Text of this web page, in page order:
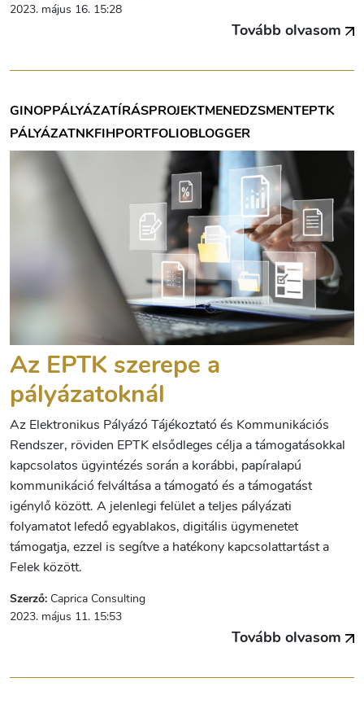
2023. május 16. 15:28
Tovább olvasom
GINOPPÁLYÁZATÍRÁSPROJEKTMENEDZSMENTEPTK
PÁLYÁZATNKFIHPORTFOLIOBLOGGER
Az EPTK szerepe a
pályázatoknál
Az Elektronikus Pályázó Tájékoztató és Kommunikációs
Rendszer, röviden EPTK elsődleges célja a támogatásokkal
kapcsolatos ügyintézés során a korábbi, papíralapú
kommunikáció felváltása a támogató és a támogatást
igénylő között. A jelenlegi felület a teljes pályázati
folyamatot lefedő egyablakos, digitális ügymenetet
támogatja, ezzel is segítve a hatékony kapcsolattartást a
Felek között.
Szerző: Caprica Consulting
2023. május 11. 15:53
Tovább olvasom